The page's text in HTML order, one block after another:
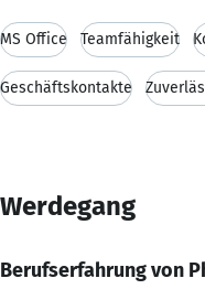
MS Office Teamfähigkeit
Geschäftskontakte
Werdegang
Berufserfahrung von